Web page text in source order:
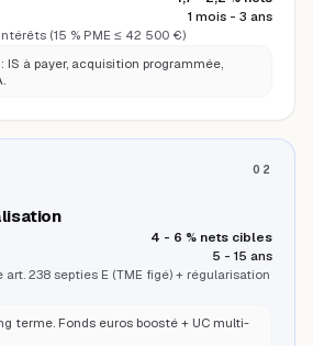
1 mois - 3 ans
(15 % PME ≤ 42 500 €)
IS à payer, acquisition programmée,
02
4 - 6 % nets cibles
5 - 15 ans
art. 238 septies E (TME figé) + régularisation
terme. Fonds euros boosté + UC multi-